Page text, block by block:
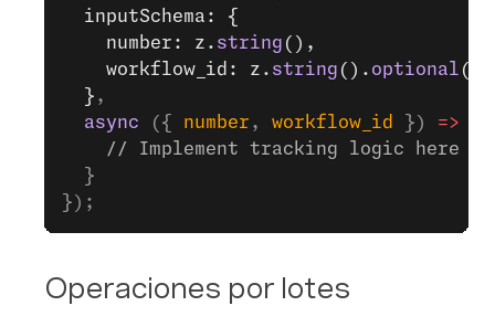
  inputSchema: {
    number: z.
string (),
    workflow_id: z.
string (). optional (),
  }
,
  async
({ number , workflow_id }) =>
    // Implement tracking logic here
  }
});
Operaciones por lotes